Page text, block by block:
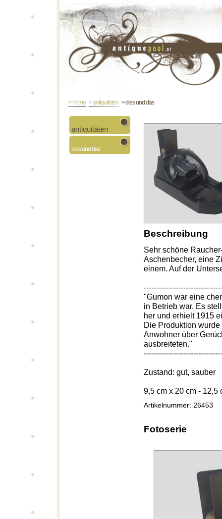
> home > antiquitäten > dies und das
antiquitäten
dies und das
Beschreibung
Sehr schöne
Aschenbecher, eine
einem. Auf der
"Gumon war eine
in Betrieb war. Es
her und erhielt 1915
Die Produktion
Anwohner über
ausbreiteten."
Zustand: gut, sauber
9,5 cm x 20 cm - 12,5
Artikelnummer: 26453
Fotoserie